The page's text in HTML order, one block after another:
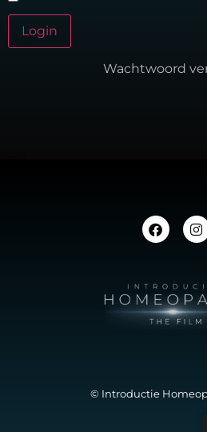
Wachtwoord
© Introductie